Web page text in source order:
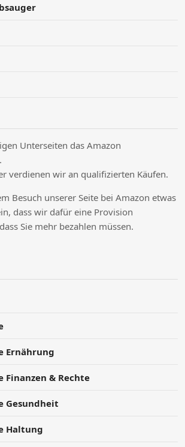
Unterseiten das Amazon
verdienen wir an qualifizierten Käufen.
Besuch unserer Seite bei Amazon etwas
dass wir dafür eine Provision
Sie mehr bezahlen müssen.
Ernährung
Finanzen & Rechte
Gesundheit
Haltung